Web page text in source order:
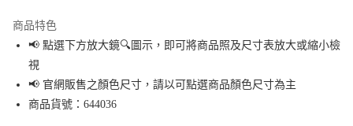
Apple Pay
街口支付
悠遊付
商品特色
📢 點選下方放大鏡🔍圖示，即可將商品照及尺寸表放大或縮小檢
視
📢 官網販售之顏色尺寸，請以可點選商品顏色尺寸為主
商品貨號：644036